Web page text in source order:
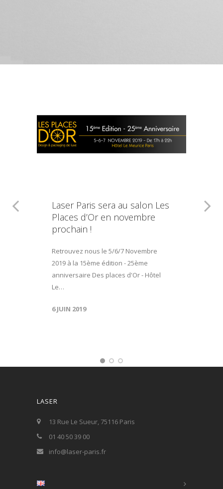
Laser Paris sera au salon Les
Places d’Or en novembre
prochain !
Retrouvez nous le 5/6/7 Novembre
2019 à la 15ème édition - 25ème
anniversaire Des places d'Or - Hôtel
Le…
6 JUIN 2019
LASER
13 Rue Le Sueur, 75116 Paris
01 40 50 39 00
info@laser-paris.fr